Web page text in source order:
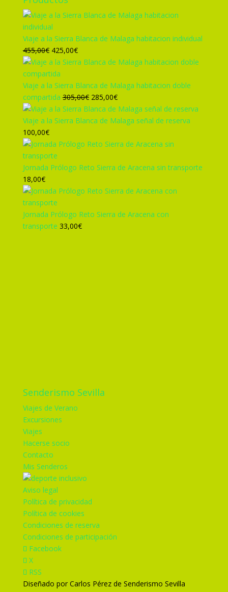
Viaje a la Sierra Blanca de Malaga habitacion individual
455,00€ El
precio
original
era:
455,00€.
425,00€El
precio
es:
425,00€.
Viaje a la Sierra Blanca de Malaga habitacion doble
compartida 305,00€ El
precio
original
305,00€.
285,00€El
precio
actual
285,00€.
Viaje a la Sierra Blanca de Malaga señal de reserva
100,00€
Jornada Prólogo Reto Sierra de Aracena sin transporte
18,00€
Jornada Prólogo Reto Sierra de Aracena con
transporte 33,00€
Senderismo Sevilla
Viajes de Verano
Excursiones
Viajes
Hacerse socio
Contacto
Mis Senderos
Aviso legal
Política de privacidad
Política de cookies
Condiciones de reserva
Condiciones de participación
Facebook
X
RSS
Diseñado por Carlos Pérez de Senderismo Sevilla